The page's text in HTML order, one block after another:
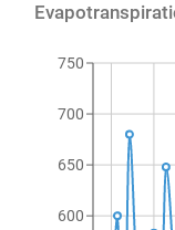
600
650
700
750